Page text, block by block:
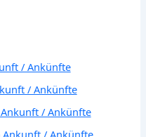
/ Ankünfte
/ Ankünfte
/ Ankünfte
Ankunft / Ankünfte